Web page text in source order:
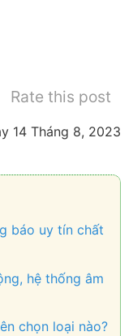
Rate this post
14 Tháng 8, 2023
báo uy tín chất
hệ thống âm
chọn loại nào?